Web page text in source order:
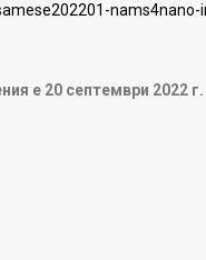
nams4nano-
е 20 септември 2022 г.